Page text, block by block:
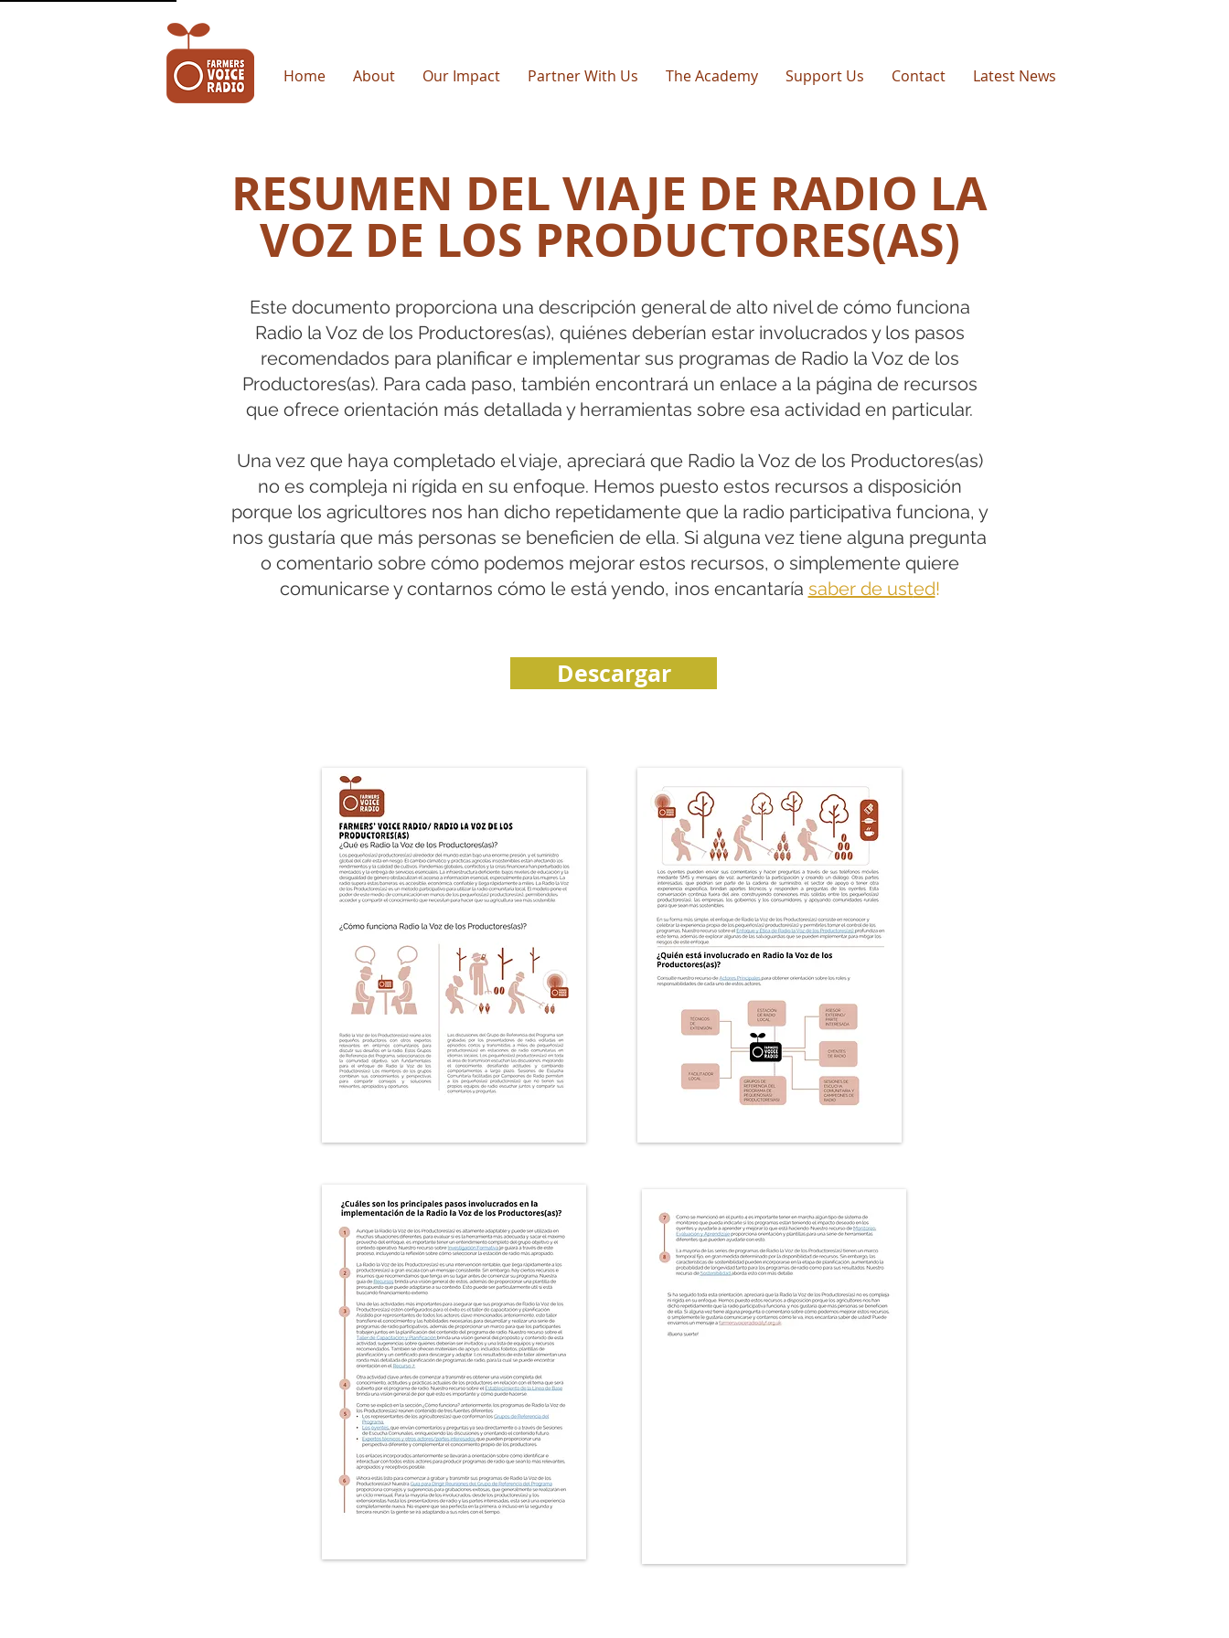
Home About Our Impact Partner With Us The Academy Support Us Contact Latest News
RESUMEN DEL VIAJE DE RADIO LA
VOZ DE LOS PRODUCTORES(AS)
Este documento proporciona una descripción general de alto nivel de cómo funciona
Radio la Voz de los Productores(as), quiénes deberían estar involucrados y los pasos
recomendados para planificar e implementar sus programas de Radio la Voz de los
Productores(as). Para cada paso, también encontrará un enlace a la página de recursos
que ofrece orientación más detallada y herramientas sobre esa actividad en particular.
Una vez que haya completado el viaje, apreciará que Radio la Voz de los Productores(as)
no es compleja ni rígida en su enfoque. Hemos puesto estos recursos a disposición
porque los agricultores nos han dicho repetidamente que la radio participativa funciona, y
nos gustaría que más personas se beneficien de ella. Si alguna vez tiene alguna pregunta
o comentario sobre cómo podemos mejorar estos recursos, o simplemente quiere
comunicarse y contarnos cómo le está yendo, ¡nos encantaría saber de usted!
Descargar